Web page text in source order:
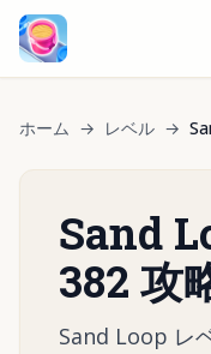
ホーム → レベル →
Sand
382 攻
Sand Loop レ